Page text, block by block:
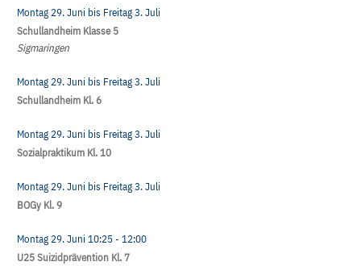
Montag 29. Juni bis Freitag 3. Juli
Schullandheim Klasse 5
Sigmaringen
Montag 29. Juni bis Freitag 3. Juli
Schullandheim Kl. 6
Montag 29. Juni bis Freitag 3. Juli
Sozialpraktikum Kl. 10
Montag 29. Juni bis Freitag 3. Juli
BOGy Kl. 9
Montag 29. Juni 10:25- 12:00
U25 Suizidprävention Kl. 7